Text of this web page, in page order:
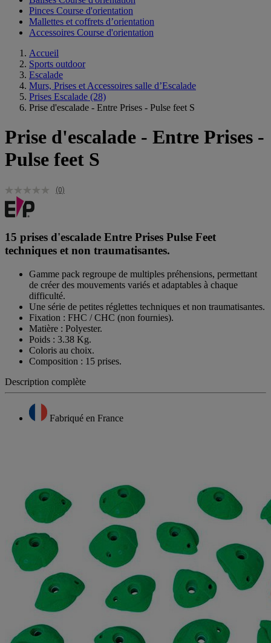
Pinces Course d'orientation
Mallettes et coffrets d’orientation
Accessoires Course d'orientation
Accueil
Sports outdoor
Escalade
Murs, Prises et Accessoires salle d’Escalade
Prises Escalade (28)
Prise d'escalade - Entre Prises - Pulse feet S
Prise d'escalade - Entre Prises -
Pulse feet S
(0)
15 prises d'escalade Entre Prises Pulse Feet
techniques et non traumatisantes.
Gamme pack regroupe de multiples préhensions, permettant
de créer des mouvements variés et adaptables à chaque
difficulté.
Une série de petites réglettes techniques et non traumatisantes.
Fixation : FHC / CHC (non fournies).
Matière : Polyester.
Poids : 3.38 Kg.
Coloris au choix.
Composition : 15 prises.
Description complète
Fabriqué en France